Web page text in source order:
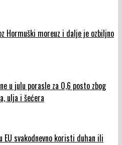
Hormuški moreuz i dalje je ozbiljno
u julu porasle za 0,6 posto zbog
ulja i šećera
EU svakodnevno koristi duhan ili